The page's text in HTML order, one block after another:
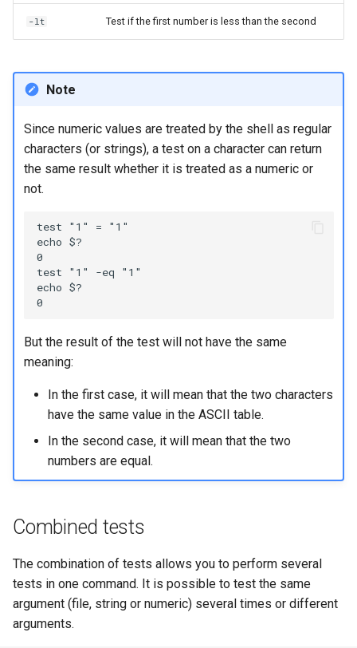
-lt Test if the first number is less than the second
Note
Since numeric values are treated by the shell as regular
characters (or strings), a test on a character can return
the same result whether it is treated as a numeric or
not.
test "1" = "1"
echo $?
0
test "1" -eq "1"
echo $?
But the result of the test will not have the same
meaning:
In the first case, it will mean that the two characters
have the same value in the ASCII table.
In the second case, it will mean that the two
numbers are equal.
Combined tests
The combination of tests allows you to perform several
tests in one command. It is possible to test the same
argument (file, string or numeric) several times or different
arguments.